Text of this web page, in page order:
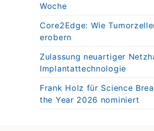
Woche
Core2Edge: Wie
erobern
Zulassung neuartiger
Implantattechnologie
Frank Holz für Science
the Year 2026 nominiert